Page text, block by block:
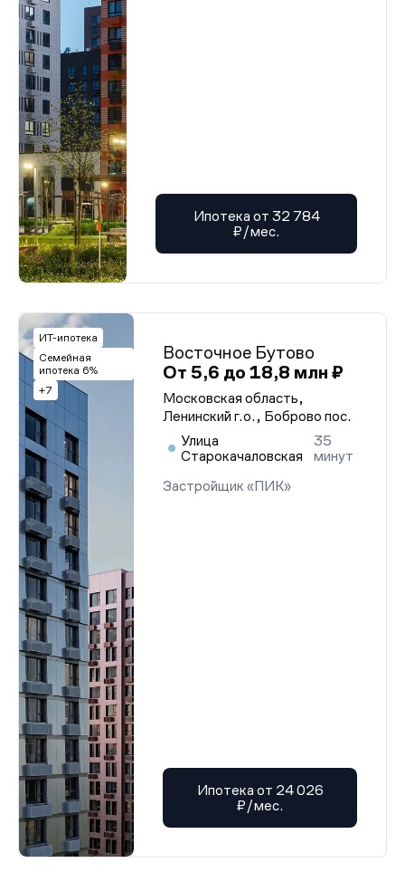
Ипотека от 32 784
₽/мес.
ИТ-ипотека
Семейная
ипотека 6%
+7
Восточное Бутово
От 5,6 до 18,8 млн ₽
Московская область,
Ленинский г.о., Боброво пос.
Улица
Старокачаловская
35
минут
Застройщик «ПИК»
Ипотека от 24 026
₽/мес.